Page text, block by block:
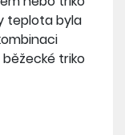
teplota byla
triko